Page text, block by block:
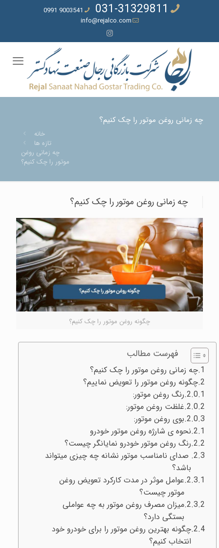
031-31329811
9003541 0991
info@rejalco.com
چه زمانی روغن موتور را چک کنیم؟
خانه
تازه ها
چه زمانی روغن
موتور را چک کنیم؟
چه زمانی روغن موتور را چک کنیم؟
چگونه روغن موتور را چک کنیم؟
فهرست مطالب
چه زمانی روغن موتور را چک کنیم؟
چگونه روغن موتور را تعویض نماییم؟
رنگ روغن موتور:
غلظت روغن موتور:
بوی روغن موتور:
نحوه ی شارژه روغن موتور خودرو
رنگ روغن موتور خودرو نمایانگر چیست؟
صدای نامناسب موتور نشانه چه چیزی میتواند
باشد؟
عوامل موثر در مدت کارکرد تعویض روغن
موتور چیست؟
میزان مصرف روغن موتور به چه عواملی
بستگی دارد؟
چگونه بهترین روغن موتور را برای خودرو خود
انتخاب کنیم؟